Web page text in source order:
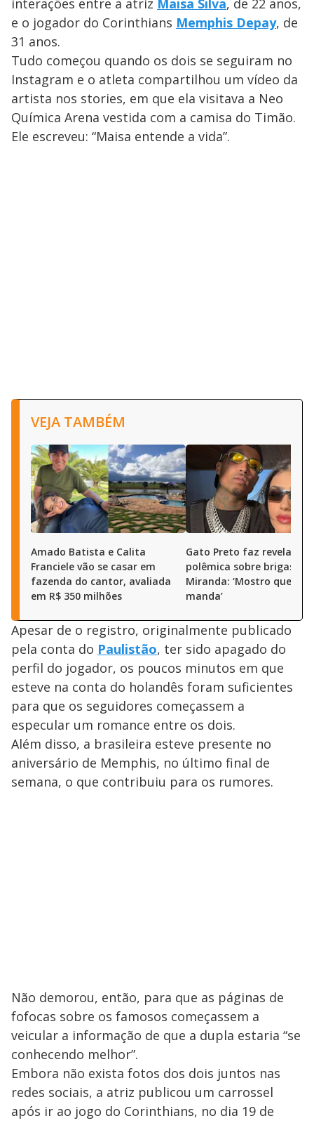
interações entre a atriz Maisa Silva, de 22 anos,
e o jogador do Corinthians Memphis Depay, de
31 anos.
Tudo começou quando os dois se seguiram no
Instagram e o atleta compartilhou um vídeo da
artista nos stories, em que ela visitava a Neo
Química Arena vestida com a camisa do Timão.
Ele escreveu: “Maisa entende a vida”.
VEJA TAMBÉM
Amado Batista e Calita
Franciele vão se casar em
fazenda do cantor, avaliada
em R$ 350 milhões
Gato Preto faz revelação
polêmica sobre brigas
Miranda: ‘Mostro quem
manda’
Apesar de o registro, originalmente publicado
pela conta do Paulistão, ter sido apagado do
perfil do jogador, os poucos minutos em que
esteve na conta do holandês foram suficientes
para que os seguidores começassem a
especular um romance entre os dois.
Além disso, a brasileira esteve presente no
aniversário de Memphis, no último final de
semana, o que contribuiu para os rumores.
Não demorou, então, para que as páginas de
fofocas sobre os famosos começassem a
veicular a informação de que a dupla estaria “se
conhecendo melhor”.
Embora não exista fotos dos dois juntos nas
redes sociais, a atriz publicou um carrossel
após ir ao jogo do Corinthians, no dia 19 de